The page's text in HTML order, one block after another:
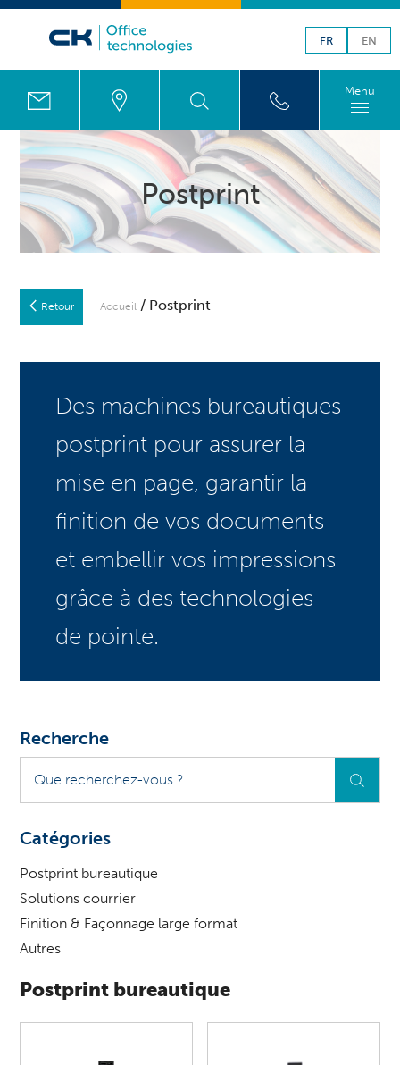
FR EN
Menu
Postprint
Retour Accueil / Postprint
Des machines bureautiques
postprint pour assurer la
mise en page, garantir la
finition de vos documents
et embellir vos impressions
grâce à des technologies
de pointe.
Recherche
recherchez-
vous
Catégories
Postprint bureautique
Solutions courrier
Finition & Façonnage large format
Autres
Postprint bureautique